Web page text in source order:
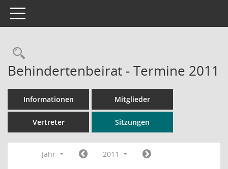
Toggle navigation
Rechercheauswahl
Behindertenbeirat - Termine 2011
Informationen Mitglieder
Vertreter Sitzungen
Jahr
2011